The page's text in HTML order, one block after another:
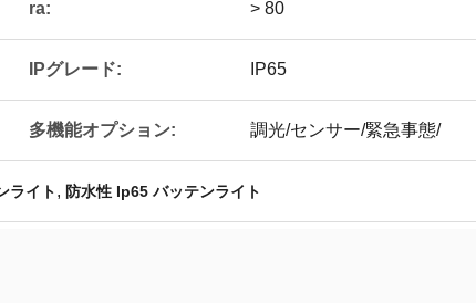
ra: > 80
IPグレード: IP65
多機能オプション: 調光/センサー/緊急事態/
ライト, 防水性 Ip65 バッテンライト